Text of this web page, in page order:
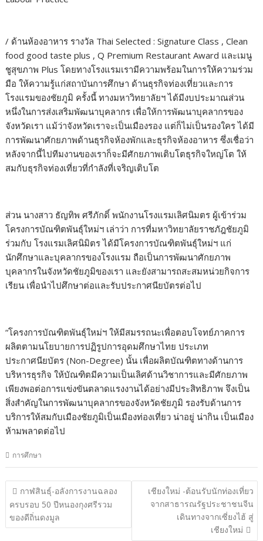
/ ด้านห้องอาหาร รางวัล Thai Selected : Signature Class , Clean
food good taste plus , Q Premium Restaurant Award และเมนู
ชูสุขภาพ Plus โดยทางโรงแรมเรามีความพร้อมในการให้ความร่วม
มือ ให้ความรู้แก่สถาบันการศึกษา ด้านธุรกิจท่องเที่ยวและการ
โรงแรมของชัยภูมิ ครั้งนี้ ทางมหาวิทยาลัยฯ ได้มีงบประมาณส่วน
หนึ่งในการส่งเสริมพัฒนาบุคลากร เพื่อให้การพัฒนาบุคลากรของ
จังหวัดเรา แม้ว่าจังหวัดเราจะเป็นเมืองรอง แต่ก็ไม่เป็นรองใคร ได้มี
การพัฒนาศักยภาพด้านธุรกิจห้องพักและธุรกิจห้องอาหาร ซึ่งเชื่อว่า
หลังจากนี้ไปทีมงานของเราก็จะมีศักยภาพเติบโตธุรกิจใหญ่โต ให้
สมกับธุรกิจท่องเที่ยวที่กำลังที่เจริญเติบโต
ส่วน นางสาว ธัญทิพ ศรีภักดิ์ พนักงานโรงแรมเลิศนิมตร ผู้เข้าร่วม
โครงการบัณฑิตพันธุ์ใหม่ฯ เล่าว่า การที่มหาวิทยาลัยราชภัฎชัยภูมิ
ร่วมกับ โรงแรมเลิศนิมิตร ได้มีโครงการบัณฑิตพันธุ์ใหม่ฯ แก่
นักศึกษาและบุคลากรของโรงแรม ถือเป็นการพัฒนาศักยภาพ
บุคลากรในจังหวัดชัยภูมิของเรา และยังสามารถสะสมหน่วยกิจการ
เรียน เพื่อนำไปศึกษาต่อและรับประกาศนียบัตรต่อไป
“โครงการบัณฑิตพันธุ์ใหม่ฯ ให้มีสมรรถนะเพื่อตอบโจทย์ภาคการ
ผลิตตามนโยบายการปฏิรูปการอุดมศึกษาไทย ประเภท
ประกาศนียบัตร (Non-Degree) นั้น เพื่อผลิตบัณฑิตทางด้านการ
บริหารธุรกิจ ให้บัณฑิตมีความเป็นเลิศด้านวิชาการและมีศักยภาพ
เพียงพอต่อการแข่งขันตลาดแรงงานได้อย่างมีประสิทธิภาพ จึงเป็น
สิ่งสำคัญในการพัฒนาบุคลากรของจังหวัดชัยภูมิ รองรับด้านการ
บริการให้สมกับเมืองชัยภูมิเป็นเมืองท่องเที่ยว น่าอยู่ น่ากิน เป็นเมือง
ห้ามพลาดต่อไป
การศึกษา
แนะแนว
เรื่อง
กาฬสินธุ์-อลังการงานฉลอง
ครบรอบ 50 ปีหนองกุงศรีรวม
ของดีถิ่นดงมูล
เชียงใหม่ -ต้อนรับนักท่องเที่ยว
จากสาธารณรัฐประชาชนจีน
เดินทางจากเซี่ยงไฮ้ สู่
เชียงใหม่